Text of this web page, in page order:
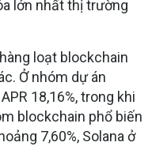
lớn nhất thị trường
loạt blockchain
Ở nhóm dự án
18,16%, trong khi
blockchain phổ biến
7,60%, Solana ở